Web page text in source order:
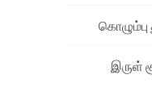
இருள்